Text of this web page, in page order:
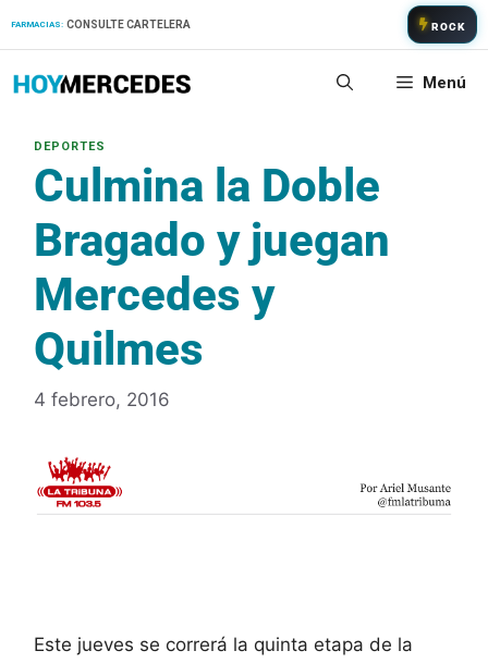
FARMACIAS: CONSULTE CARTELERA ROCK
Menú
Culmina la Doble
Bragado y juegan
Mercedes y
Quilmes
4 febrero, 2016
Este jueves se correrá la quinta etapa de la